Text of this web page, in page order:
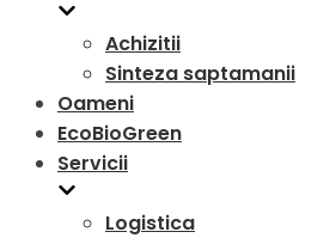
Achizitii
Sinteza saptamanii
Oameni
EcoBioGreen
Servicii
Logistica